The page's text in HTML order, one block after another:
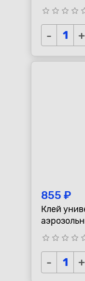
star_border star_border star_border star_border
- +
855 ₽
Клей
star_border star_border star_border star_border
- +